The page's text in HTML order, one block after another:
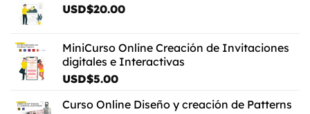
USD$20.00
MiniCurso Online Creación de Invitaciones
digitales e Interactivas
USD$5.00
Curso Online Diseño y creación de Patterns